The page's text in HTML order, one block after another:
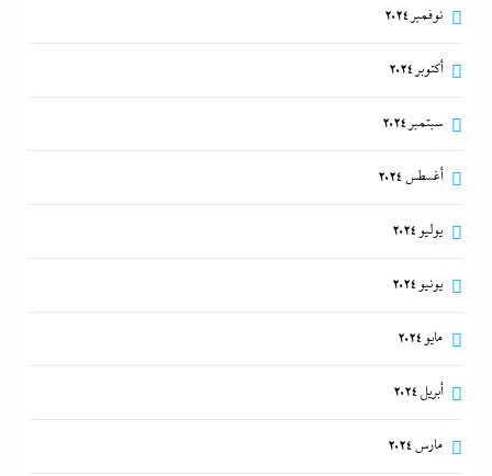
نوفمبر 2024
أكتوبر 2024
سبتمبر 2024
أغسطس 2024
يوليو 2024
يونيو 2024
مايو 2024
أبريل 2024
مارس 2024